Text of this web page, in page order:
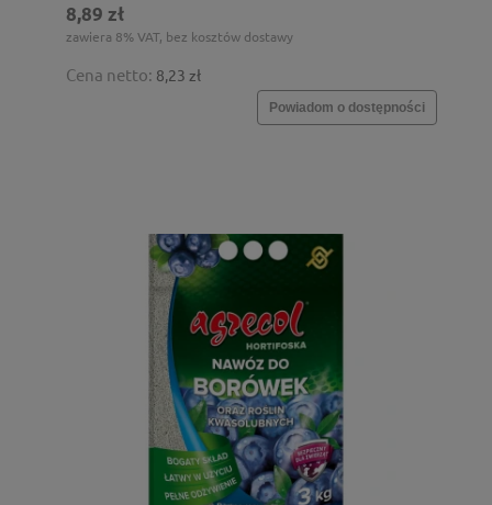
8,89 zł
zawiera 8% VAT, bez kosztów dostawy
Cena netto: 8,23 zł
Powiadom o dostępności